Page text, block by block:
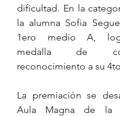
dificultad. En la
la alumna Sofia
1ero medio A,
medalla de
reconocimiento a su
La premiación se
Aula Magna de la